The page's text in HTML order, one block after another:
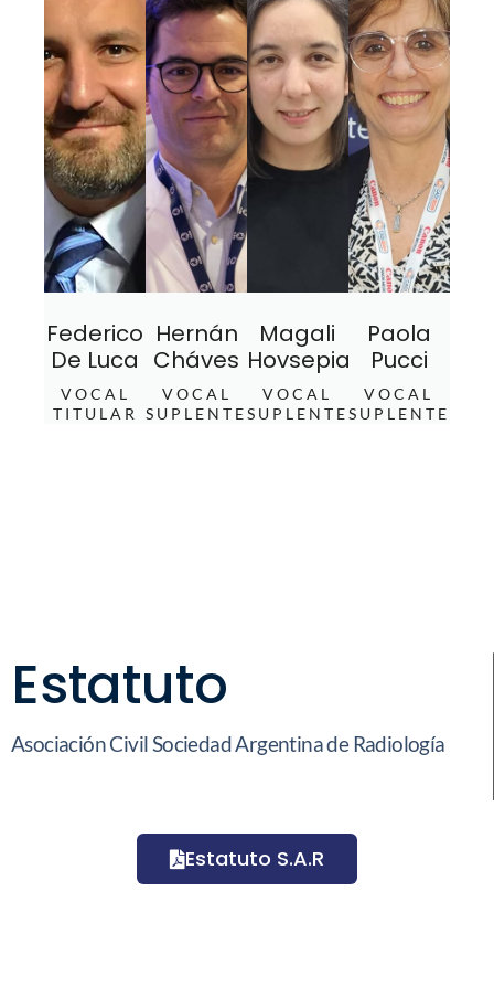
Federico
De Luca
VOCAL
TITULAR
Hernán
Cháves
VOCAL
SUPLENTE
Magali
Hovsepian
VOCAL
SUPLENTE
Paola
Pucci
VOCAL
SUPLENTE
Estatuto
Asociación Civil Sociedad Argentina de Radiología
Estatuto S.A.R